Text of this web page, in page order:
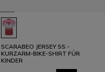
SCARABEO JERSEY SS -
KURZARM-BIKE-SHIRT FÜR
KINDER